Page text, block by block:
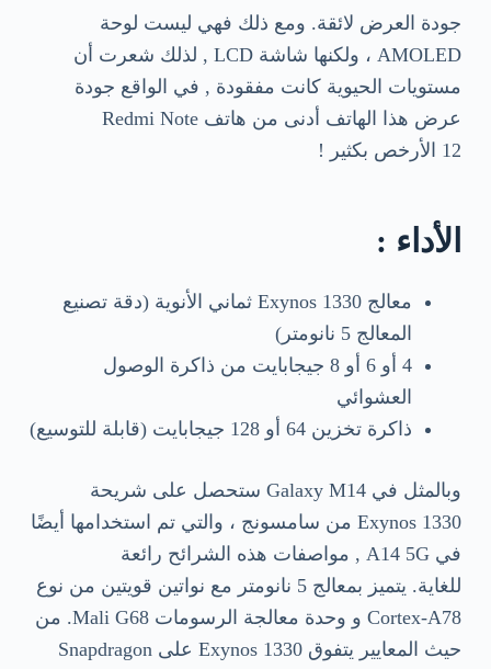
جودة العرض لائقة. ومع ذلك فهي ليست لوحة
AMOLED ، ولكنها شاشة LCD , لذلك شعرت أن
مستويات الحيوية كانت مفقودة , في الواقع جودة
عرض هذا الهاتف أدنى من هاتف Redmi Note
12 الأرخص بكثير !
الأداء :
معالج Exynos 1330 ثماني الأنوية (دقة تصنيع
المعالج 5 نانومتر)
4 أو 6 أو 8 جيجابايت من ذاكرة الوصول
العشوائي
ذاكرة تخزين 64 أو 128 جيجابايت (قابلة للتوسيع)
وبالمثل في Galaxy M14 ستحصل على شريحة
Exynos 1330 من سامسونج ، والتي تم استخدامها أيضًا
في A14 5G , مواصفات هذه الشرائح رائعة
للغاية. يتميز بمعالج 5 نانومتر مع نواتين قويتين من نوع
Cortex-A78 و وحدة معالجة الرسومات Mali G68. من
حيث المعايير يتفوق Exynos 1330 على Snapdragon